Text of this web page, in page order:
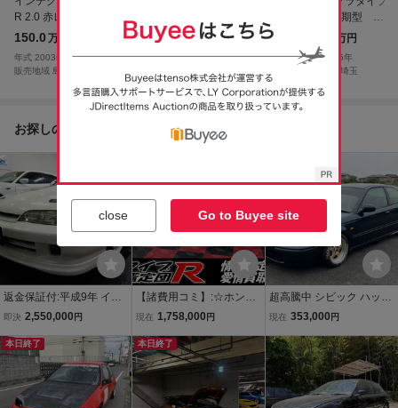
R 2.0 赤レカロ 6
速ミッション
150.0 万円
年式 2003年
販売地域 島根
月 MT6 レカロ
159.8万円
年式2005年
パワステポンプ・
164.0 万円
年式2006年
R 2.0 後期型 レ
カロシート 純正
アルミ
万円
年式2005年
埼玉
お探しの商品からのおすすめ
返金保証付:平成9年 イン
テグラタイプR 96SPEC
イトカラーB18C型VTEC
エンジンステンマフラー
即決 2,550,000 円
【諸費用コミ】:☆ホンダ
シビックタイプR販売台数
グラタイプR 2.0 クラッ
チ・PSポンプ・セル交
現在 1,758,000 円
超高騰中 シビック ハッチ
EK マニュアル MT 好調！
カロシート 千葉県 EK2 E
K3 EK4 EK9 EF2 EF9 DC
2 DB8
現在 353,000 円
本日終了 本日終了
close Go to Buyee site